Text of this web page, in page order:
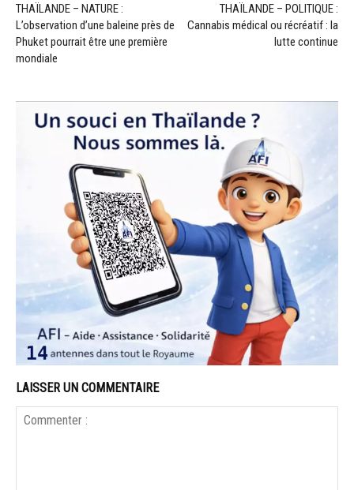
THAÏLANDE – NATURE :
L’observation d’une baleine près de
Phuket pourrait être une première
mondiale
THAÏLANDE – POLITIQUE :
Cannabis médical ou récréatif : la
lutte continue
LAISSER UN COMMENTAIRE